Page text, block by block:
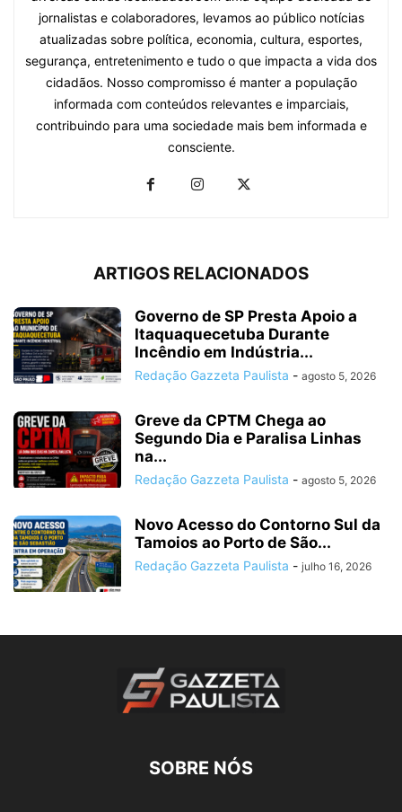
jornalistas e colaboradores, levamos ao público notícias
atualizadas sobre política, economia, cultura, esportes,
segurança, entretenimento e tudo o que impacta a vida dos
cidadãos. Nosso compromisso é manter a população
informada com conteúdos relevantes e imparciais,
contribuindo para uma sociedade mais bem informada e
consciente.
ARTIGOS RELACIONADOS
Governo de SP Presta Apoio a
Itaquaquecetuba Durante
Incêndio em Indústria...
Redação Gazzeta Paulista - agosto 5, 2026
Greve da CPTM Chega ao
Segundo Dia e Paralisa Linhas
na...
Redação Gazzeta Paulista - agosto 5, 2026
Novo Acesso do Contorno Sul da
Tamoios ao Porto de São...
Redação Gazzeta Paulista - julho 16, 2026
SOBRE NÓS